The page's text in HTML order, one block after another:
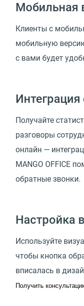
Мобильная
Клиенты с
мобильную
с вами будет
Получайте
разговоры
онлайн —
MANGO OFFICE
обратные звонки.
Настройка
Используйте
чтобы кнопка
вписалась в
Получить